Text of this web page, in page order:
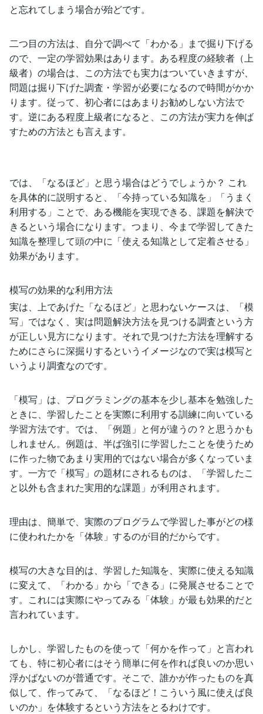
と忘れてしまう場合が殆どです。
二つ目の方法は、自分で調べて「わかる」まで掘り下げる
ので、一定の学習効果はあります。ある程度の経験者（上
級者）の場合は、この方法でも実力はついていきますが、
問題は掘り下げた調査・学習が必要になるので時間がかか
ります。従って、初心者にはあまりお勧めしない方法で
す。逆にある程度上級者になると、この方法が実力を伸ば
すための方法とも言えます。
では、「なるほど」と思う場合はどうでしょうか？ これ
を具体的に説明すると、「今持っている知識を」「うまく
利用する」ことで、ある機能を実現できる、課題を解決で
きるという場合になります。つまり、今まで学習してきた
知識を整理して頭の中に「使える知識として定着させる」
効果があります。
模写の効果的な利用方法
実は、上であげた「なるほど」と思わないケースは、「模
写」ではなく、実は問題解決方法を見つける調査という方
が正しい見方になります。それで見つけた方法を理解する
ためにさらに深掘りするというイメージなので実は模写と
いうより調査なのです。
「模写」は、プログラミングの基本を少し基本を勉強した
ときに、学習したことを実際に利用する訓練に向いている
学習方法です。では、「例題」と何が違うの？と思うかも
しれません。例題は、半ば強引に学習したことを使うため
に作った物であまり実用的ではない場合が多くなっていま
す。一方で「模写」の題材にされるものは、「学習したこ
と以外も含まれた実用的な課題」が利用されます。
理由は、簡単で、実際のプログラムで学習した事がどの様
に使われたかを「体験」するのが目的だからです。
模写の大きな目的は、学習した知識を、実際に使える知識
に変えて、「わかる」から「できる」に発展させることで
す。これには実際にやってみる「体験」が最も効果的だと
言われています。
しかし、学習したものを使って「何かを作って」と言われ
ても、特に初心者にはそう簡単に何を作れば良いのか思い
浮かばないのが普通です。そこで、誰かが作ったものを真
似して、作ってみて、「なるほど！こういう風に使えば良
いのか」を体験するという方法をとるわけです。